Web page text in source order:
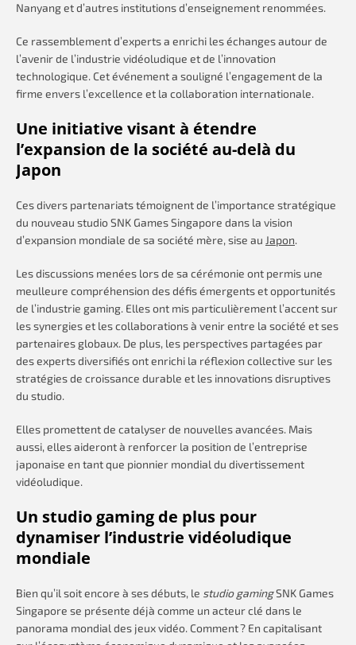
Nanyang et d’autres institutions d’enseignement renommées.
Ce rassemblement d’experts a enrichi les échanges autour de
l’avenir de l’industrie vidéoludique et de l’innovation
technologique. Cet événement a souligné l’engagement de la
firme envers l’excellence et la collaboration internationale.
Une initiative visant à étendre
l’expansion de la société au-delà du
Japon
Ces divers partenariats témoignent de l’importance stratégique
du nouveau studio SNK Games Singapore dans la vision
d’expansion mondiale de sa société mère, sise au Japon.
Les discussions menées lors de sa cérémonie ont permis une
meulleure compréhension des défis émergents et opportunités
de l’industrie gaming. Elles ont mis particulièrement l’accent sur
les synergies et les collaborations à venir entre la société et ses
partenaires globaux. De plus, les perspectives partagées par
des experts diversifiés ont enrichi la réflexion collective sur les
stratégies de croissance durable et les innovations disruptives
du studio.
Elles promettent de catalyser de nouvelles avancées. Mais
aussi, elles aideront à renforcer la position de l’entreprise
japonaise en tant que pionnier mondial du divertissement
vidéoludique.
Un studio gaming de plus pour
dynamiser l’industrie vidéoludique
mondiale
Bien qu’il soit encore à ses débuts, le studio gamingSNK Games
Singapore se présente déjà comme un acteur clé dans le
panorama mondial des jeux vidéo. Comment ? En capitalisant